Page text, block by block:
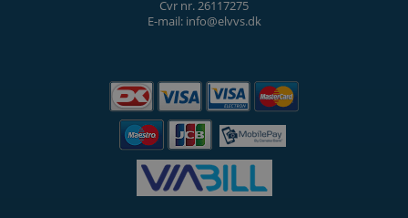
Cvr nr. 26117275
E-mail: info@elvvs.dk